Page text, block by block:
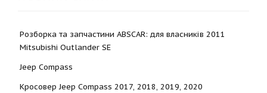
Розборка та запчастини ABSCAR: для власників 2011
Mitsubishi Outlander SE
Jeep Compass
Кросовер Jeep Compass 2017, 2018, 2019, 2020